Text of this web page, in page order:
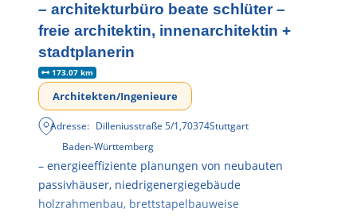
– architekturbüro beate schlüter –
freie architektin, innenarchitektin +
stadtplanerin
173.07 km
Architekten/Ingenieure
Adresse: Dilleniusstraße 5/1,70374Stuttgart
Baden-Württemberg
– energieeffiziente planungen von neubauten
passivhäuser, niedrigenergiegebäude
holzrahmenbau, brettstapelbauweise